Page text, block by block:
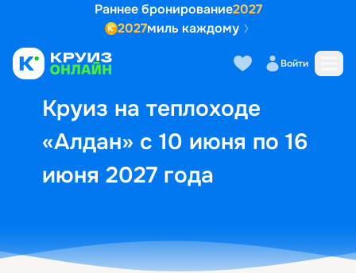
Раннее бронирование2027
2027миль каждому
Войти
Круиз на теплоходе
«Алдан» с 10 июня по 16
июня 2027 года
Выбор кают Маршрут и